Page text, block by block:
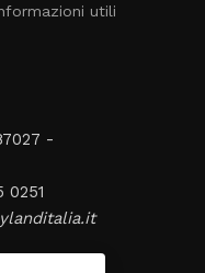
utili
-
0251